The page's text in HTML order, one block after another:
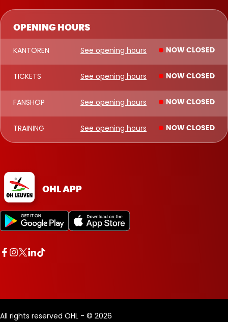
OPENING HOURS
KANTOREN See opening hours NOW CLOSED
TICKETS See opening hours NOW CLOSED
FANSHOP See opening hours NOW CLOSED
TRAINING See opening hours NOW CLOSED
OHL APP
All rights reserved OHL - © 2026